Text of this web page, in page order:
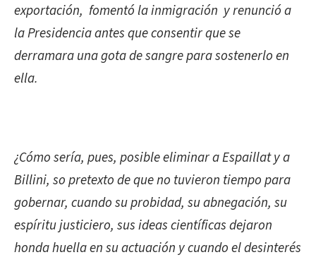
exportación, fomentó la inmigración y renunció a
la Presidencia antes que consentir que se
derramara una gota de sangre para sostenerlo en
ella.
¿Cómo sería, pues, posible eliminar a Espaillat y a
Billini, so pretexto de que no tuvieron tiempo para
gobernar, cuando su probidad, su abnegación, su
espíritu justiciero, sus ideas científicas dejaron
honda huella en su actuación y cuando el desinterés